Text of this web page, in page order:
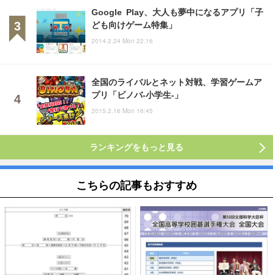
Google Play、大人も夢中になるアプリ「子
ども向けゲーム特集」
2014.2.24 Mon 22:16
全国のライバルとネット対戦、学習ゲームア
プリ「ビノバ-小学生-」
2015.2.16 Mon 16:45
ランキングをもっと見る
こちらの記事もおすすめ